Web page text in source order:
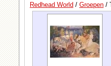
Redhead World / Groepen /